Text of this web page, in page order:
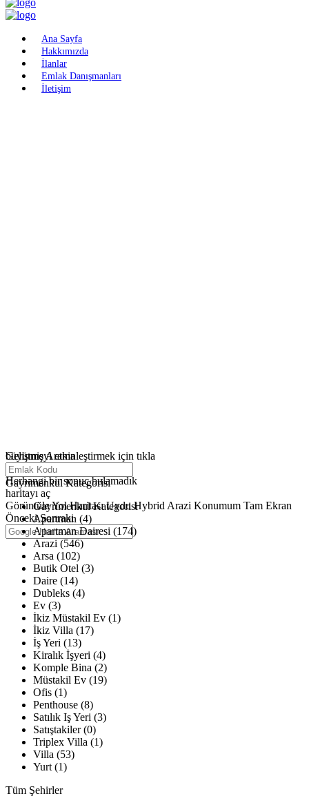
Ana Sayfa
Hakkımızda
İlanlar
Emlak Danışmanları
İletişim
büyütmeyi etkinleştirmek için tıkla
Haritalar yükleniyor
Herhangi bir sonuç bulamadık
haritayı aç
GörüntüleYol Haritası Uydu Hybrid Arazi Konumum Tam Ekran
Önceki Sonraki
Gelişmiş Arama
Gayrimenkul Kategorisi
Gayrimenkul Kategorisi
Apartman (4)
Apartman Dairesi (174)
Arazi (546)
Arsa (102)
Butik Otel (3)
Daire (14)
Dubleks (4)
Ev (3)
İkiz Müstakil Ev (1)
İkiz Villa (17)
İş Yeri (13)
Kiralık İşyeri (4)
Komple Bina (2)
Müstakil Ev (19)
Ofis (1)
Penthouse (8)
Satılık Iş Yeri (3)
Satıştakiler (0)
Triplex Villa (1)
Villa (53)
Yurt (1)
Tüm Şehirler